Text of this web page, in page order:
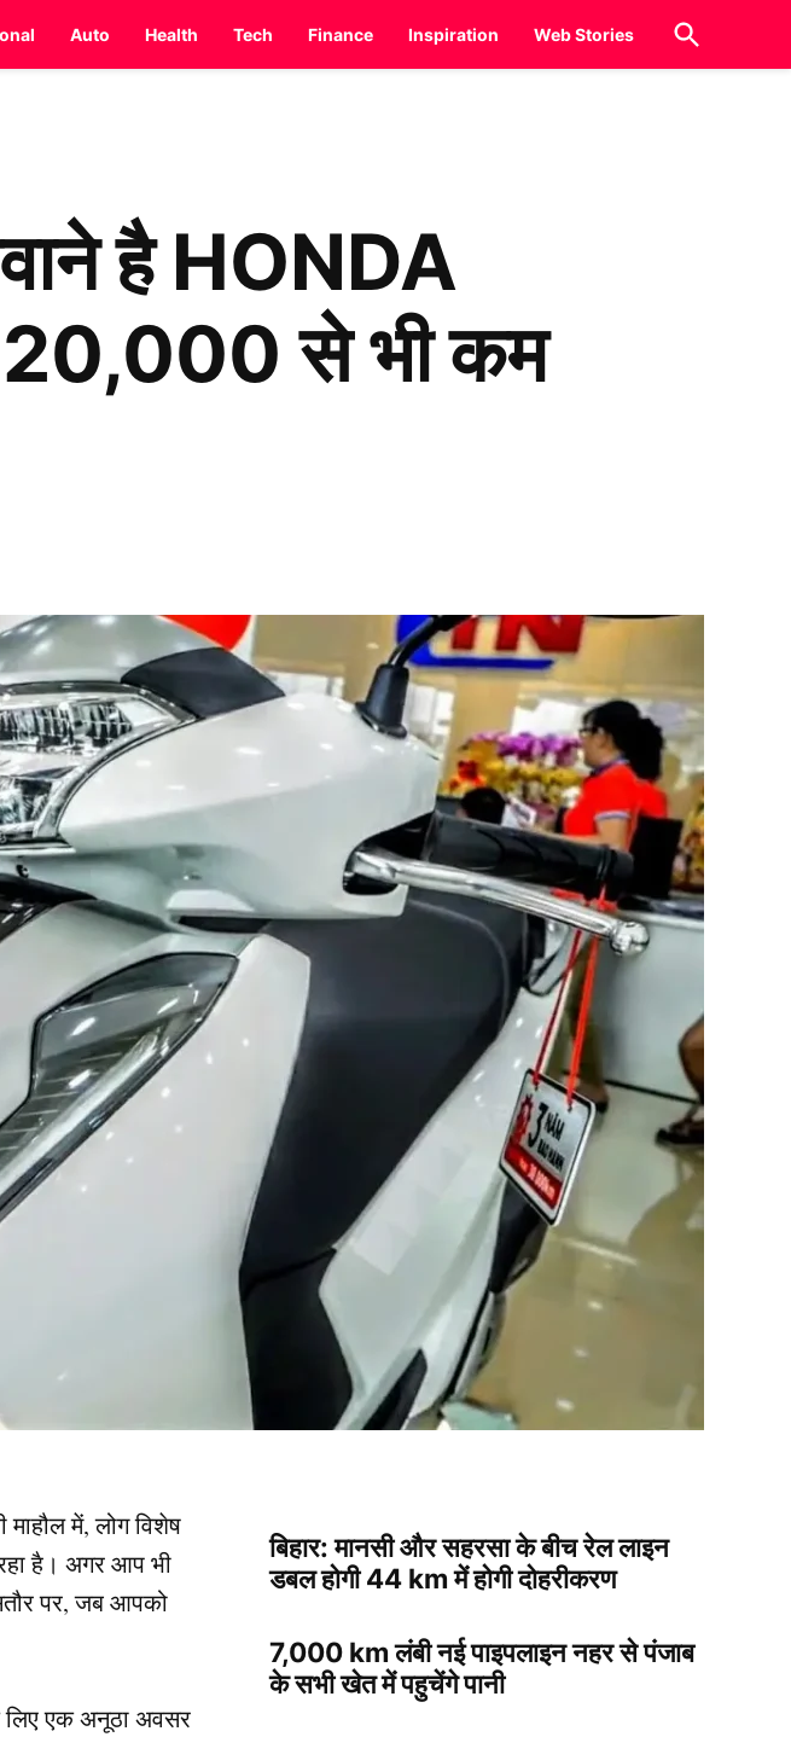
Auto Health Tech Finance Inspiration Web Stories
Open
Search
है HONDA
से भी कम
माहौल में, लोग विशेष
है। अगर आप भी
पर, जब आपको
लिए एक अनूठा अवसर
बिहार: मानसी और सहरसा के बीच रेल लाइन
डबल होगी 44 km में होगी दोहरीकरण
7,000 km लंबी नई पाइपलाइन नहर से पंजाब
के सभी खेत में पहुचेंगे पानी